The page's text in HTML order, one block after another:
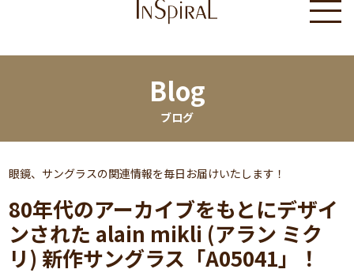
Blog
ブログ
眼鏡、サングラスの関連情報を毎日お届けいたします！
80年代のアーカイブをもとにデザイ
ンされた alain mikli (アラン ミク
リ) 新作サングラス「A05041」！